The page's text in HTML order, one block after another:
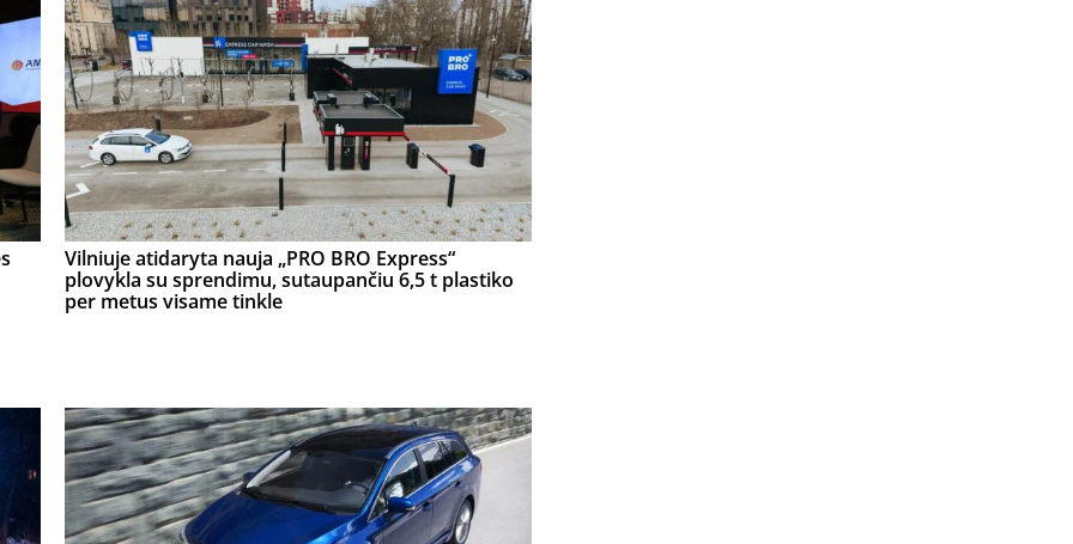
Vilniuje atidaryta nauja „PRO BRO Express“
plovykla su sprendimu, sutaupančiu 6,5 t plastiko
per metus visame tinkle